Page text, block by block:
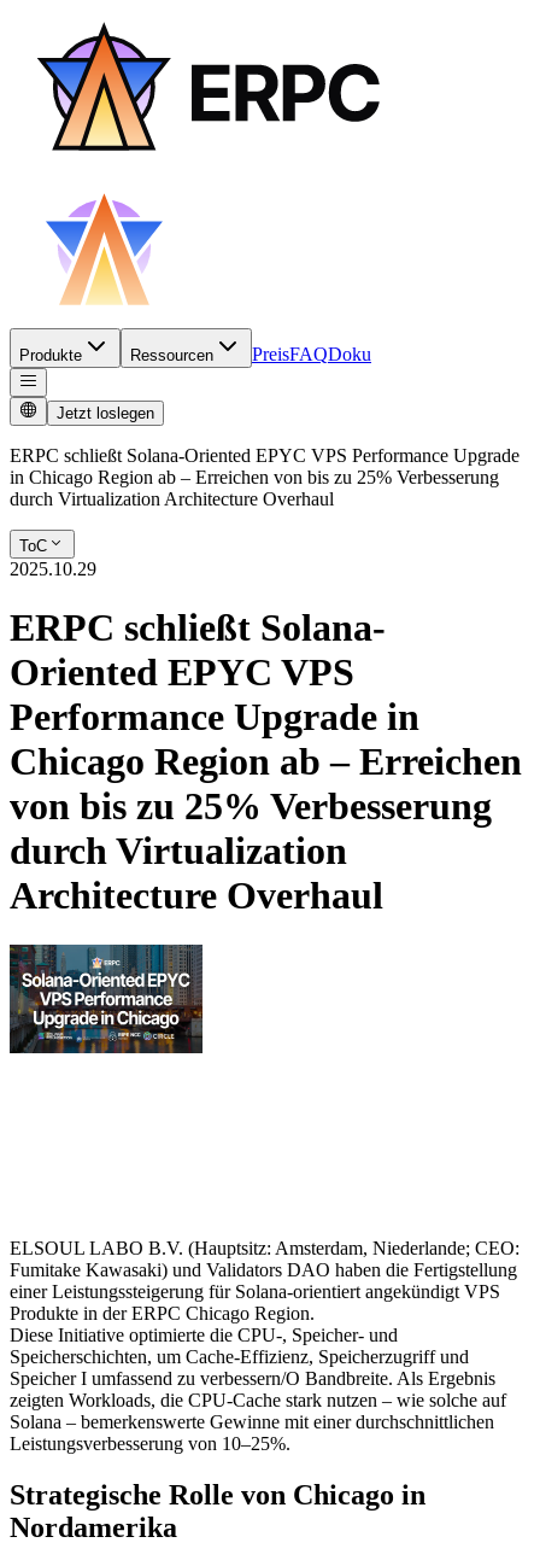
Produkte Ressourcen PreisFAQDoku
Jetzt loslegen
ERPC schließt Solana-Oriented EPYC VPS Performance Upgrade
in Chicago Region ab – Erreichen von bis zu 25% Verbesserung
durch Virtualization Architecture Overhaul
ToC
2025.10.29
ERPC schließt Solana-
Oriented EPYC VPS
Performance Upgrade in
Chicago Region ab – Erreichen
von bis zu 25% Verbesserung
durch Virtualization
Architecture Overhaul
ELSOUL LABO B.V. (Hauptsitz: Amsterdam, Niederlande; CEO:
Fumitake Kawasaki) und Validators DAO haben die Fertigstellung
einer Leistungssteigerung für Solana-orientiert angekündigt VPS
Produkte in der ERPC Chicago Region.
Diese Initiative optimierte die CPU-, Speicher- und
Speicherschichten, um Cache-Effizienz, Speicherzugriff und
Speicher I umfassend zu verbessern/O Bandbreite. Als Ergebnis
zeigten Workloads, die CPU-Cache stark nutzen – wie solche auf
Solana – bemerkenswerte Gewinne mit einer durchschnittlichen
Leistungsverbesserung von 10–25%.
Strategische Rolle von Chicago in
Nordamerika